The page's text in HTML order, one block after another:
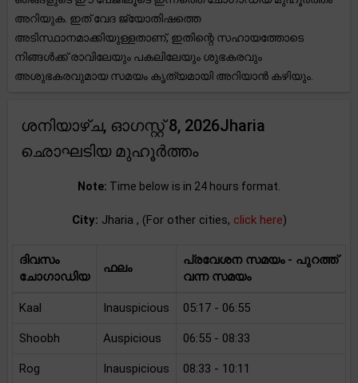
അറിയുക. ഇത് വേദ ജ്യോതിഷത്തെ
അടിസ്ഥാനമാക്കിയുള്ളതാണ്, ഇതിന്റെ സഹായത്തോടെ
നിങ്ങൾക്ക് രാവിലേയും പകലിലേയും ശുഭകരവും
അശുഭകരവുമായ സമയം കൃത്യമായി അറിയാൻ കഴിയും.
ശനിയാഴ്ച, ഓഗസ്റ്റ് 8, 2026Jharia
ഛൊഘടിയ മുഹൂർത്തം
Note: Time below is in 24 hours format.
City: Jharia , (For other cities, click here)
ദിവസം
ചോഗാഡിയ
ഫലം
പ്രവേശന സമയം - പുറത്ത്
വന്ന സമയം
Kaal Inauspicious 05:17 - 06:55
Shoobh Auspicious 06:55 - 08:33
Rog Inauspicious 08:33 - 10:11